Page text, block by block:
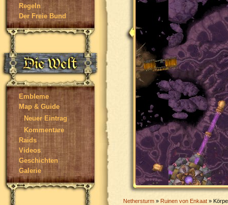
Regeln
Der Freie Bund
Embleme
Map & Guide
Neuer Eintrag
Kommentare
Raids
Videos
Geschichten
Galerie
Nethersturm » Ruinen von Enkaat »